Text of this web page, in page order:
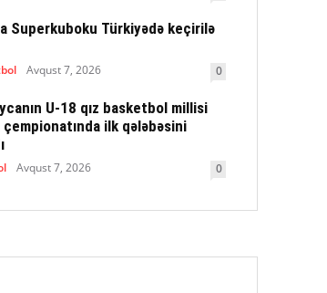
Superkuboku Türkiyədə keçirilə
Avqust 7, 2026 0
U-18 qız basketbol millisi
ilk qələbəsini
Avqust 7, 2026 0